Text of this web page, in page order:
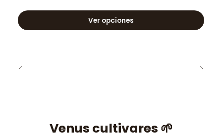
Ver opciones
Venus cultivares 🌱